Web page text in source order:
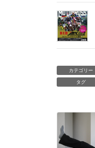
カテゴリー
タグ